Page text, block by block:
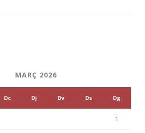
MARÇ 2026
Dc Dj Dv Ds Dg
1